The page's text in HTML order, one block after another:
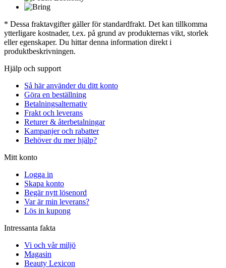
* Dessa fraktavgifter gäller för standardfrakt. Det kan tillkomma
ytterligare kostnader, t.ex. på grund av produkternas vikt, storlek
eller egenskaper. Du hittar denna information direkt i
produktbeskrivningen.
Hjälp och support
Så här använder du ditt konto
Göra en beställning
Betalningsalternativ
Frakt och leverans
Returer & återbetalningar
Kampanjer och rabatter
Behöver du mer hjälp?
Mitt konto
Logga in
Skapa konto
Begär nytt lösenord
Var är min leverans?
Lös in kupong
Intressanta fakta
Vi och vår miljö
Magasin
Beauty Lexicon